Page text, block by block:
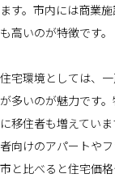
ます。市内には商業
も高いのが特徴です。
住宅環境としては、
が多いのが魅力です
に移住者も増えてい
者向けのアパートや
市と比べると住宅価